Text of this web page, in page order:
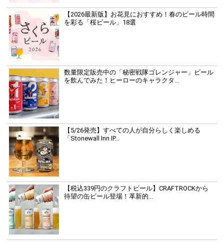
【2026最新版】お花見におすすめ！春のビール時間
を彩る「桜ビール」18選
数量限定販売中の「秘密戦隊ゴレンジャー」ビール
を飲んでみた！ヒーローのキャラクタ...
【5/26発売】すべての人が自分らしく楽しめる
「Stonewall Inn IP...
【税込339円のクラフトビール】CRAFTROCKから
待望の缶ビール登場！革新的...